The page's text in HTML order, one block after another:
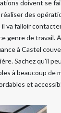
doivent se
des
va falloir
genre de travail.
à Castel
Sachez qu'il
à beaucoup de
et